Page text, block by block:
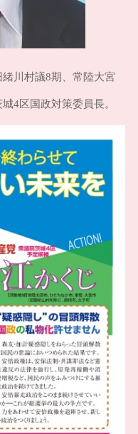
川村議8期、常陸大宮
4区国政対策委員長。